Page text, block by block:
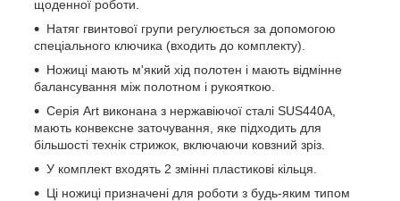
щоденної роботи.
Натяг гвинтової групи регулюється за допомогою
спеціального ключика (входить до комплекту).
Ножиці мають м'який хід полотен і мають відмінне
балансування між полотном і рукояткою.
Серія Art виконана з нержавіючої сталі SUS440A,
мають конвексне заточування, яке підходить для
більшості технік стрижок, включаючи ковзний зріз.
У комплект входять 2 змінні пластикові кільця.
Ці ножиці призначені для роботи з будь-яким типом